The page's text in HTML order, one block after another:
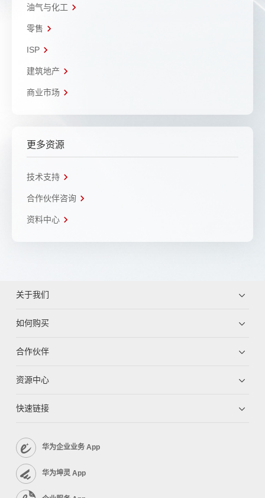
油气与化工
零售
ISP
建筑地产
商业市场
更多资源
技术支持
合作伙伴咨询
资料中心
关于我们
如何购买
合作伙伴
资源中心
快速链接
华为企业业务 App
华为坤灵 App